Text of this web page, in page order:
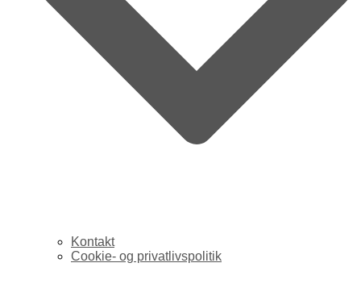
Kontakt
Cookie- og privatlivspolitik